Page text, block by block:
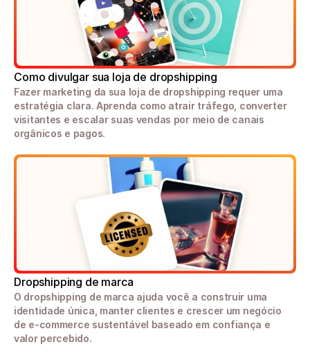
Como divulgar sua loja de dropshipping
Fazer marketing da sua loja de dropshipping requer uma
estratégia clara. Aprenda como atrair tráfego, converter
visitantes e escalar suas vendas por meio de canais
orgânicos e pagos.
Dropshipping de marca
O dropshipping de marca ajuda você a construir uma
identidade única, manter clientes e crescer um negócio
de e-commerce sustentável baseado em confiança e
valor percebido.